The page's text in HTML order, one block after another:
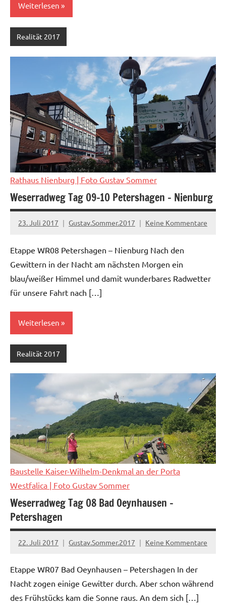
Weiterlesen
Realität 2017
Rathaus Nienburg | Foto Gustav Sommer
Weserradweg Tag 09-10 Petershagen – Nienburg
23. Juli 2017 Gustav.Sommer.2017 Keine Kommentare
Etappe WR08 Petershagen – Nienburg Nach den
Gewittern in der Nacht am nächsten Morgen ein
blau/weißer Himmel und damit wunderbares Radwetter
für unsere Fahrt nach […]
Weiterlesen
Realität 2017
Baustelle Kaiser-Wilhelm-Denkmal an der Porta
Westfalica | Foto Gustav Sommer
Weserradweg Tag 08 Bad Oeynhausen –
Petershagen
22. Juli 2017 Gustav.Sommer.2017 Keine Kommentare
Etappe WR07 Bad Oeynhausen – Petershagen In der
Nacht zogen einige Gewitter durch. Aber schon während
des Frühstücks kam die Sonne raus. An dem sich […]